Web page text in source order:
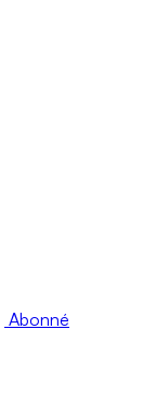
Abonné